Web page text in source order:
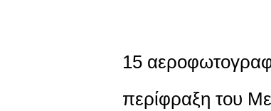
15
περίφραξη του